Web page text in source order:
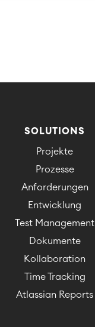
SOLUTIONS
Projekte
Prozesse
Anforderungen
Entwicklung
Test Management
Dokumente
Kollaboration
Time Tracking
Atlassian Reports